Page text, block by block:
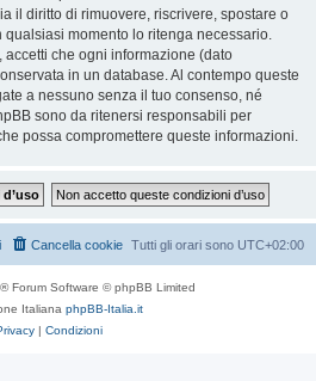
il diritto di rimuovere, riscrivere, spostare o
momento lo ritenga necessario.
che ogni informazione (dato
in un database. Al contempo queste
a nessuno senza il tuo consenso, né
sono da ritenersi responsabili per
possa compromettere queste informazioni.
Tutti gli orari sono UTC+02:00
Cancella cookie
® Forum Software © phpBB Limited
Italiana phpBB-Italia.it
| Condizioni